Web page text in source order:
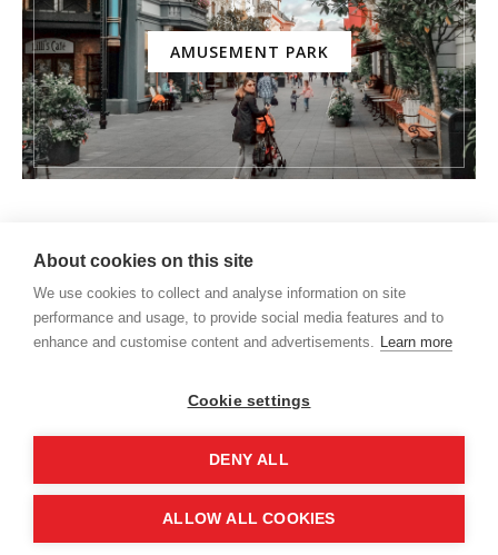
AMUSEMENT PARK
Q&A PARCERIAS CONTATO
About cookies on this site
We use cookies to collect and analyse information on site
performance and usage, to provide social media features and to
enhance and customise content and advertisements. Learn more
Cookie settings
DENY ALL
ALLOW ALL COOKIES